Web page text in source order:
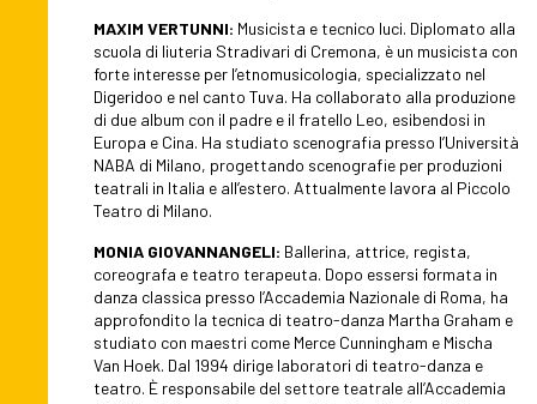
MAXIM VERTUNNI: Musicista e tecnico luci. Diplomato alla
scuola di liuteria Stradivari di Cremona, è un musicista con
forte interesse per l’etnomusicologia, specializzato nel
Digeridoo e nel canto Tuva. Ha collaborato alla produzione
di due album con il padre e il fratello Leo, esibendosi in
Europa e Cina. Ha studiato scenografia presso l’Università
NABA di Milano, progettando scenografie per produzioni
teatrali in Italia e all’estero. Attualmente lavora al Piccolo
Teatro di Milano.
MONIA GIOVANNANGELI: Ballerina, attrice, regista,
coreografa e teatro terapeuta. Dopo essersi formata in
danza classica presso l’Accademia Nazionale di Roma, ha
approfondito la tecnica di teatro-danza Martha Graham e
studiato con maestri come Merce Cunningham e Mischa
Van Hoek. Dal 1994 dirige laboratori di teatro-danza e
teatro. È responsabile del settore teatrale all’Accademia